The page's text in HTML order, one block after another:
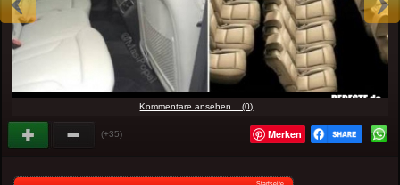
Kommentare ansehen... (0)
(+35) Merken
Startseite